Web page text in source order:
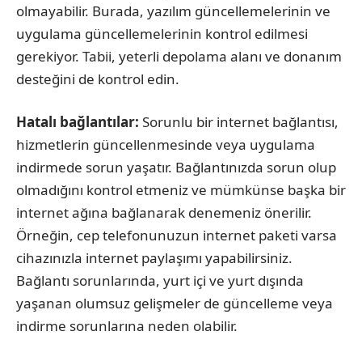
olmayabilir. Burada, yazılım güncellemelerinin ve
uygulama güncellemelerinin kontrol edilmesi
gerekiyor. Tabii, yeterli depolama alanı ve donanım
desteğini de kontrol edin.
Hatalı bağlantılar: Sorunlu bir internet bağlantısı,
hizmetlerin güncellenmesinde veya uygulama
indirmede sorun yaşatır. Bağlantınızda sorun olup
olmadığını kontrol etmeniz ve mümkünse başka bir
internet ağına bağlanarak denemeniz önerilir.
Örneğin, cep telefonunuzun internet paketi varsa
cihazınızla internet paylaşımı yapabilirsiniz.
Bağlantı sorunlarında, yurt içi ve yurt dışında
yaşanan olumsuz gelişmeler de güncelleme veya
indirme sorunlarına neden olabilir.